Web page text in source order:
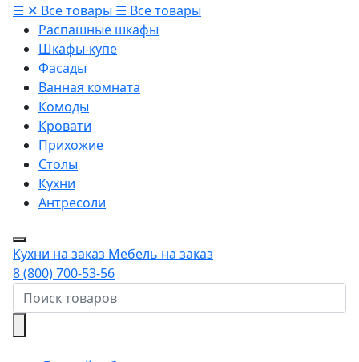
☰ ✕ Все товары ☰ Все товары
Распашные шкафы
Шкафы-купе
Фасады
Ванная комната
Комоды
Кровати
Прихожие
Столы
Кухни
Антресоли
Кухни на заказ Мебель на заказ
8 (800) 700-53-56